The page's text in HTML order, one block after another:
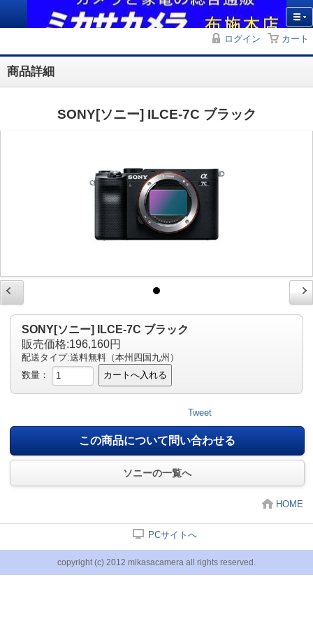
ログイン カート
商品詳細
SONY[ソニー] ILCE-7C ブラック
SONY[ソニー] ILCE-7C ブラック
販売価格:196,160円
配送タイプ:送料無料（本州四国九州）
数量：
カートへ入れる
Tweet
この商品について問い合わせる
ソニーの一覧へ
HOME
PCサイトへ
copyright (c) 2012 mikasacamera all rights reserved.